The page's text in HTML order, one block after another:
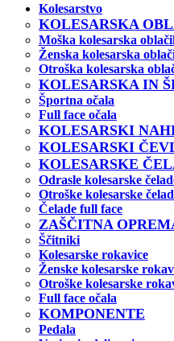
Kolesarstvo
KOLESARSKA
Moška kolesarska
Ženska kolesarska
Otroška kolesarska
KOLESARSKA IN
Športna očala
Full face očala
KOLESARSKI
KOLESARSKI
KOLESARSKE
Odrasle kolesarske
Otroške kolesarske
Čelade full face
ZAŠČITNA
Ščitniki
Kolesarske rokavice
Ženske kolesarske
Otroške kolesarske
Full face očala
KOMPONENTE
Pedala